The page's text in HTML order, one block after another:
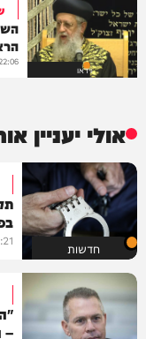
וידאו
אולי יעניין
חדשות
–